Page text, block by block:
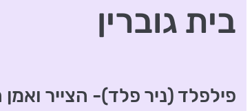
בית גוברין
פילפלד (ניר פלד)- הצייר ואמן